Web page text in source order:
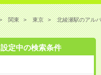
関東 東京 北綾瀬駅のアル
設定中の検索条件